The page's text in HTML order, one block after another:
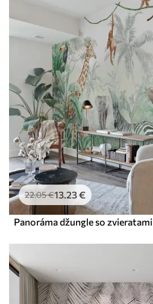
22.05€13.23€
Panoráma džungle so zvieratami